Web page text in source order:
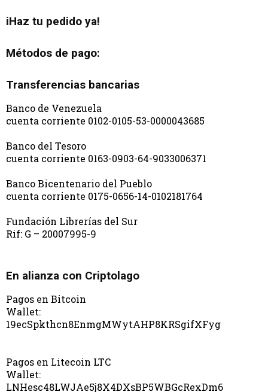
iHaz tu pedido ya!
Métodos de pago:
Transferencias bancarias
Banco de Venezuela
cuenta corriente 0102-0105-53-0000043685
Banco del Tesoro
cuenta corriente 0163-0903-64-9033006371
Banco Bicentenario del Pueblo
cuenta corriente 0175-0656-14-0102181764
Fundación Librerías del Sur
Rif: G – 20007995-9
En alianza con Criptolago
Pagos en Bitcoin
Wallet:
19ecSpkthcn8EnmgMWytAHP8KRSgifXFyg
Pagos en Litecoin LTC
Wallet:
LNHesc48LWJAe5j8X4DXsBP5WBGcRexDm6